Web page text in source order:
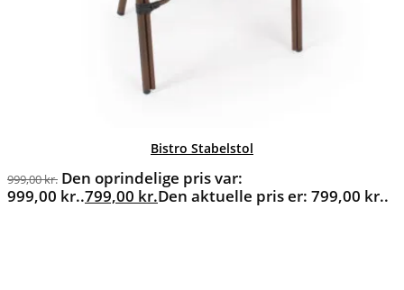
Bistro Stabelstol
999,00kr. Den oprindelige pris var:
999,00 kr..799,00 kr.Den aktuelle pris er: 799,00 kr..